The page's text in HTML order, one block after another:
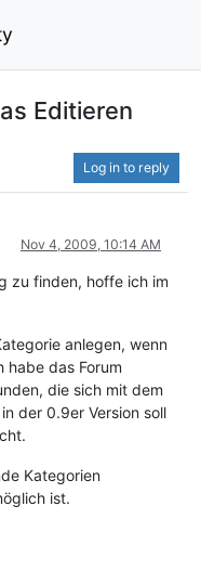
Editieren
Log in to reply
Nov 4, 2009, 10:14 AM
zu finden, hoffe ich im
anlegen, wenn
habe das Forum
die sich mit dem
der 0.9er Version soll
Kategorien
ist.